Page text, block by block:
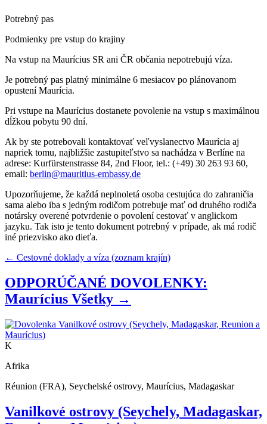
Potrebný pas
Podmienky pre vstup do krajiny
Na vstup na Maurícius SR ani ČR občania nepotrebujú víza.
Je potrebný pas platný minimálne 6 mesiacov po plánovanom
opustení Maurícia.
Pri vstupe na Maurícius dostanete povolenie na vstup s maximálnou
dĺžkou pobytu 90 dní.
Ak by ste potrebovali kontaktovať veľvyslanectvo Maurícia aj
napriek tomu, najbližšie zastupiteľstvo sa nachádza v Berlíne na
adrese: Kurfürstenstrasse 84, 2nd Floor, tel.: (+49) 30 263 93 60,
email: berlin@mauritius-embassy.de
Upozorňujeme, že každá neplnoletá osoba cestujúca do zahraničia
sama alebo iba s jedným rodičom potrebuje mať od druhého rodiča
notársky overené potvrdenie o povolení cestovať v anglickom
jazyku. Tak isto je tento dokument potrebný v prípade, ak má rodič
iné priezvisko ako dieťa.
← Cestovné doklady a víza (zoznam krajín)
ODPORÚČANÉ DOVOLENKY:
Maurícius Všetky →
K
Afrika
Réunion (FRA), Seychelské ostrovy, Maurícius, Madagaskar
Vanilkové ostrovy (Seychely, Madagaskar,